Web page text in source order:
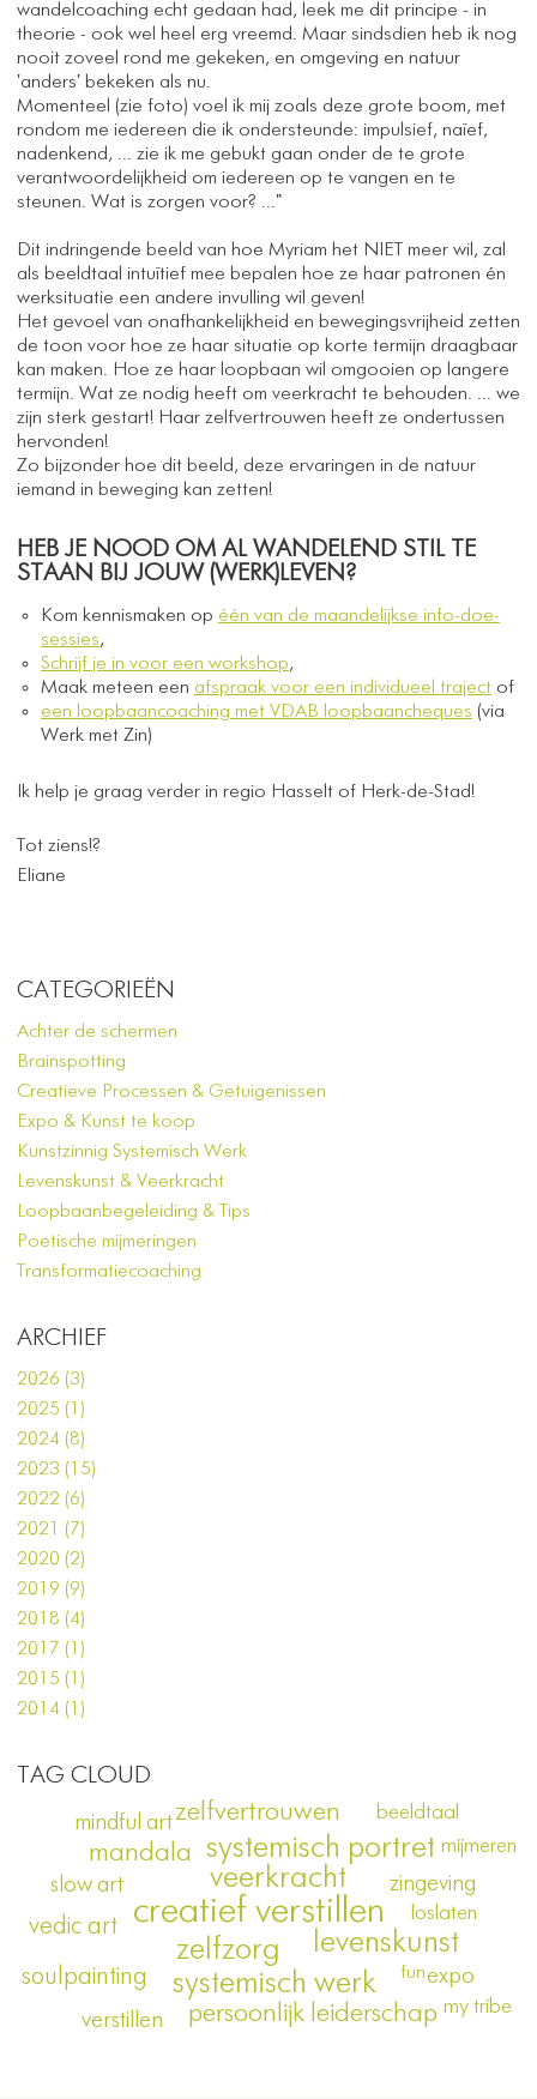
wandelcoaching echt gedaan had, leek me dit principe - in
theorie - ook wel heel erg vreemd. Maar sindsdien heb ik nog
nooit zoveel rond me gekeken, en omgeving en natuur
'anders' bekeken als nu.
Momenteel (zie foto) voel ik mij zoals deze grote boom, met
rondom me iedereen die ik ondersteunde: impulsief, naïef,
nadenkend, ... zie ik me gebukt gaan onder de te grote
verantwoordelijkheid om iedereen op te vangen en te
steunen. Wat is zorgen voor? ..."
Dit indringende beeld van hoe Myriam het NIET meer wil, zal
als beeldtaal intuïtief mee bepalen hoe ze haar patronen én
werksituatie een andere invulling wil geven!
Het gevoel van onafhankelijkheid en bewegingsvrijheid zetten
de toon voor hoe ze haar situatie op korte termijn draagbaar
kan maken. Hoe ze haar loopbaan wil omgooien op langere
termijn. Wat ze nodig heeft om veerkracht te behouden. ... we
zijn sterk gestart! Haar zelfvertrouwen heeft ze ondertussen
hervonden!
Zo bijzonder hoe dit beeld, deze ervaringen in de natuur
iemand in beweging kan zetten!
HEB JE NOOD OM AL WANDELEND STIL TE
STAAN BIJ JOUW (WERK)LEVEN?
Kom kennismaken op één van de maandelijkse info-doe-
sessies,
Schrijf je in voor een workshop,
Maak meteen een afspraak voor een individueel traject of
een loopbaancoaching met VDAB loopbaancheques (via
Werk met Zin)
Ik help je graag verder in regio Hasselt of Herk-de-Stad!
Tot ziens!?
Eliane
CATEGORIEËN
Achter de schermen
Brainspotting
Creatieve Processen & Getuigenissen
Expo & Kunst te koop
Kunstzinnig Systemisch Werk
Levenskunst & Veerkracht
Loopbaanbegeleiding & Tips
Poetische mijmeringen
Transformatiecoaching
ARCHIEF
2026 (3)
2025 (1)
2024 (8)
2023 (15)
2022 (6)
2021 (7)
2020 (2)
2019 (9)
2018 (4)
2017 (1)
2015 (1)
2014 (1)
TAG CLOUD
creatief verstillen
veerkracht
zelfzorg
systemisch portret
systemisch werk
levenskunst
zelfvertrouwen
persoonlijk leiderschap
mandala
soulpainting
vedic art
zingeving
slow art
verstillen
mindful art
expo
beeldtaal
loslaten
my tribe
mijmeren
fun